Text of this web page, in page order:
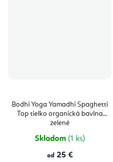
Bodhi Yoga Yamadhi Spaghetti
Top tielko organická bavlna
zelené
Skladom (1 ks)
od 25 €